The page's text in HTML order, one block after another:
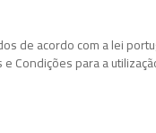
de acordo com a lei
para a